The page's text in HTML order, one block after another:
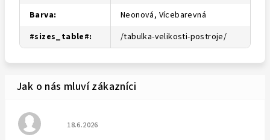
Barva:
Neonová, Vícebarevná
#sizes_table#: /tabulka-velikosti-postroje/
Hodnocení obchodu je 5 z 5 hvězdiček.
18.6.2026